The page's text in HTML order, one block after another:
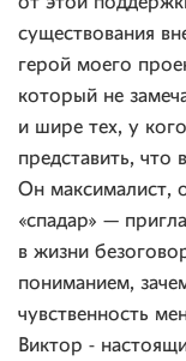
существования
герой моего
который не
и шире тех, у
представить, что
Он максималист,
«спадар» —
в жизни
пониманием,
чувственность
Виктор -